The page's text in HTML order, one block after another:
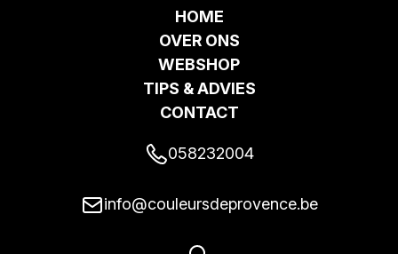
HOME
OVER ONS
WEBSHOP
TIPS & ADVIES
CONTACT
058232004
info@couleursdeprovence.be